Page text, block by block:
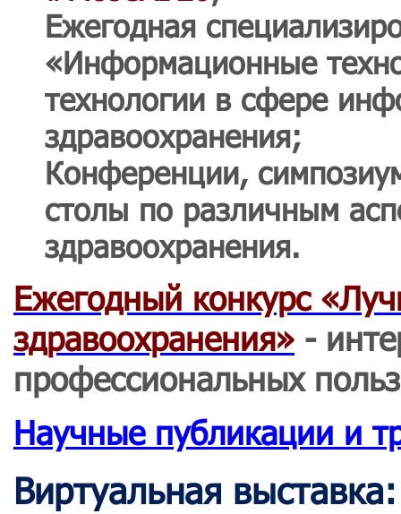
Ежегодная
«Информационные
технологии в сфере
здравоохранения;
Конференции,
столы по различным
здравоохранения.
Ежегодный конкурс
здравоохранения» -
профессиональных
Научные публикации и
Виртуальная выставка: